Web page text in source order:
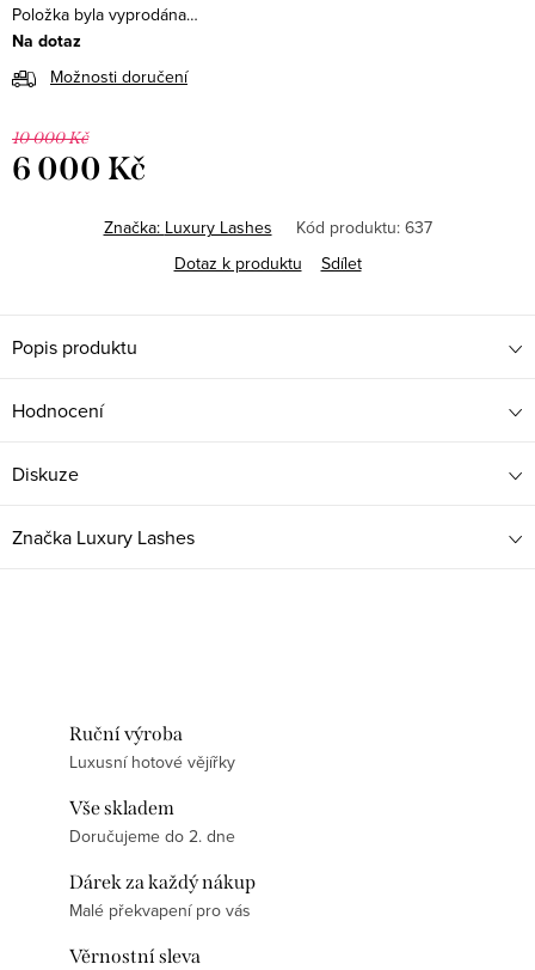
Položka byla vyprodána…
Na dotaz
Možnosti doručení
10 000 Kč
6 000 Kč
Značka: Luxury Lashes Kód produktu: 637
Dotaz k produktu
Sdílet
Popis produktu
Hodnocení
Diskuze
Značka Luxury Lashes
Ruční výroba
Luxusní hotové vějířky
Vše skladem
Doručujeme do 2. dne
Dárek za každý nákup
Malé překvapení pro vás
Věrnostní sleva